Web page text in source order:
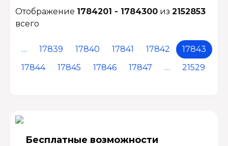
Отображение 1784201 - 1784300 из 2152853
всего
… 17839 17840 17841 17842
17843
17844
17845 17846 17847 … 21529
Бесплатные возмож­ности